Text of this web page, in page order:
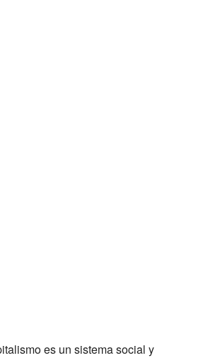
es un sistema social y